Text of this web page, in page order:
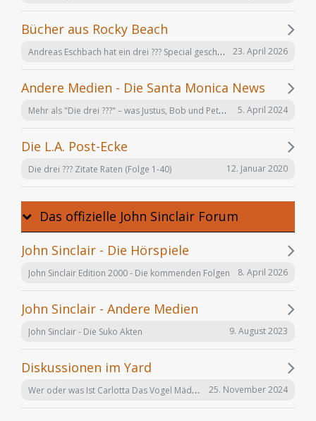
Bücher aus Rocky Beach
Andreas Eschbach hat ein drei ??? Special geschrieben: "Die Auferstehung" 23. April 2026
Andere Medien - Die Santa Monica News
Mehr als "Die drei ???" – was Justus, Bob und Peter auch noch tun 5. April 2024
Die L.A. Post-Ecke
Die drei ??? Zitate Raten (Folge 1-40) 12. Januar 2020
Das offizielle John Sinclair Forum
John Sinclair - Die Hörspiele
John Sinclair Edition 2000 - Die kommenden Folgen 8. April 2026
John Sinclair - Andere Medien
John Sinclair - Die Suko Akten 9. August 2023
Diskussionen im Yard
Wer oder was Ist Carlotta Das Vogel Mädchen 25. November 2024